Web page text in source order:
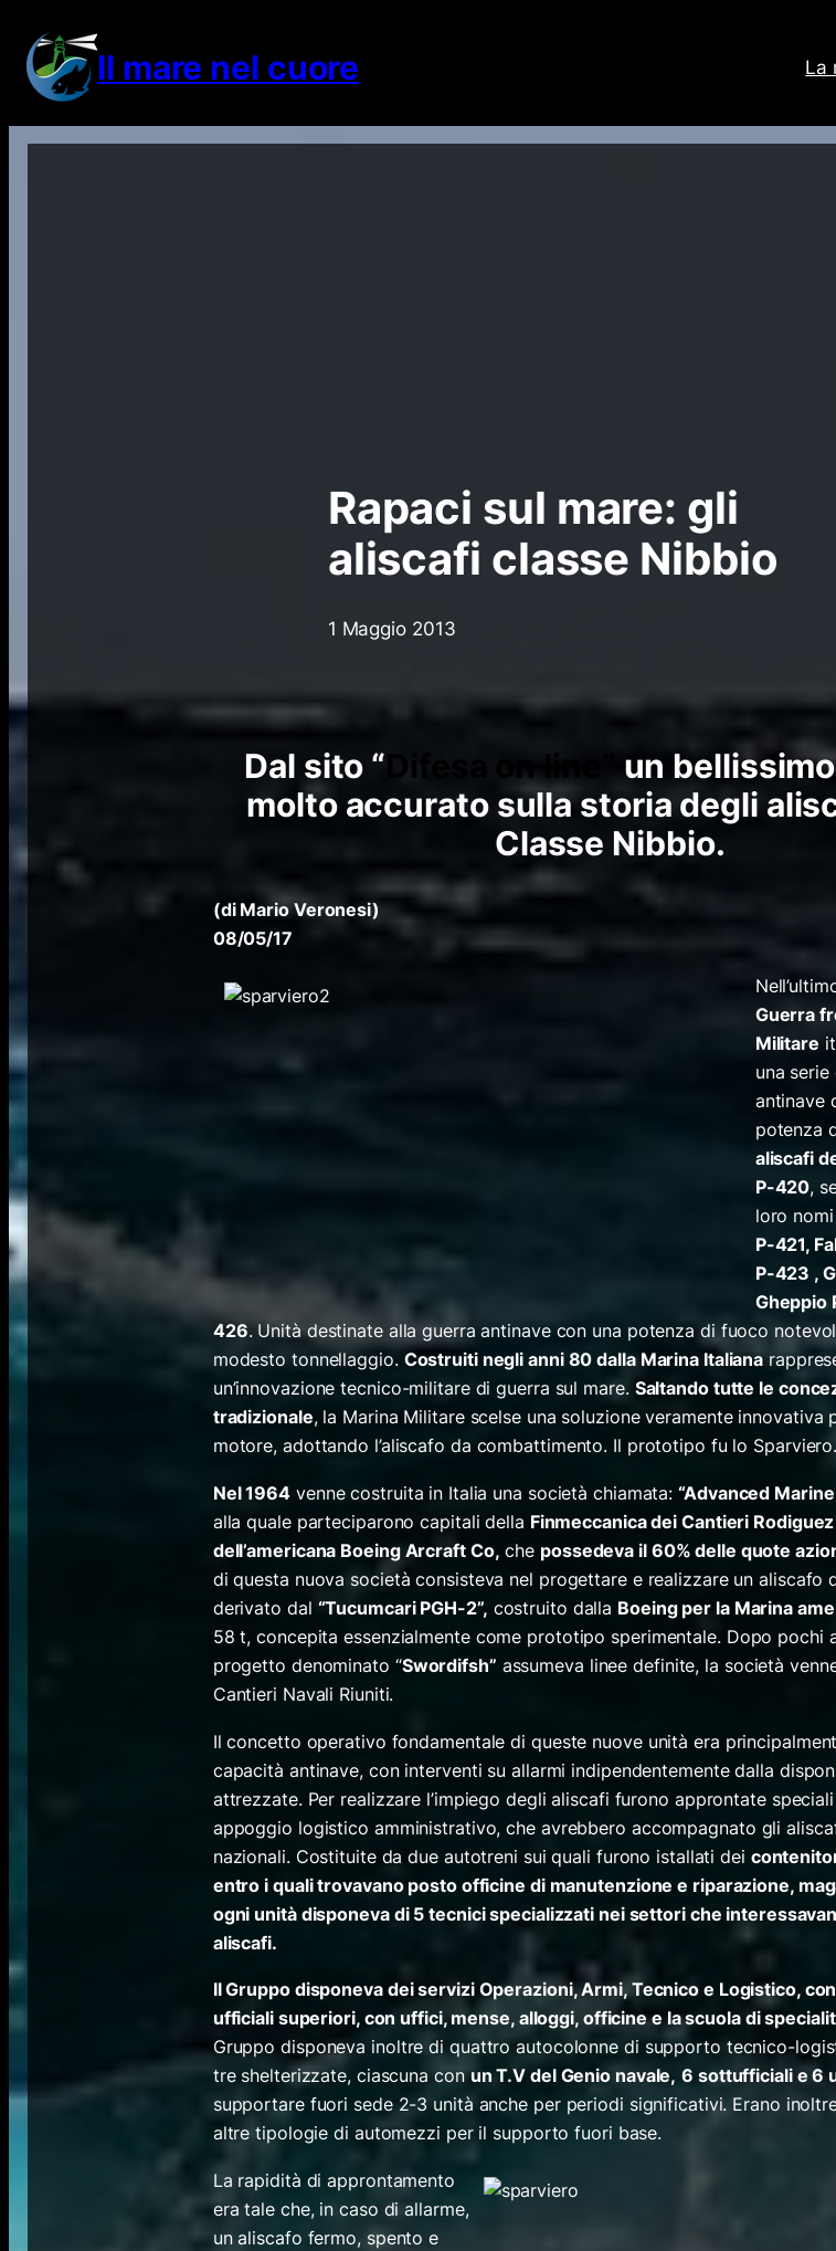
contenuto Il mare nel cuore La
Rapaci sul mare: gli
aliscafi classe Nibbio
1 Maggio 2013
Dal sito “ Difesa on line” un
molto accurato sulla storia degli
Classe Nibbio.
(di Mario Veronesi)
08/05/17
Guerra
Militare
una
antinave
potenza
aliscafi
P-420,
loro
P-421,
P-423 ,
Gheppio
426. Unità destinate alla guerra antinave con una potenza di fuoco
modesto tonnellaggio. Costruiti negli anni 80 dalla Marina Italiana
un’innovazione tecnico-militare di guerra sul mare. Saltando tutte le
tradizionale, la Marina Militare scelse una soluzione veramente innovativa
motore, adottando l’aliscafo da combattimento. Il prototipo fu lo Sparviero.
Nel 1964 venne costruita in Italia una società chiamata:“Advanced
alla quale parteciparono capitali della Finmeccanica dei Cantieri
dell’americana Boeing Arcraft Co, che possedeva il 60% delle quote
di questa nuova società consisteva nel progettare e realizzare un aliscafo
derivato dal “Tucumcari PGH-2”, costruito dalla Boeing per la Marina
58 t, concepita essenzialmente come prototipo sperimentale. Dopo pochi
progetto denominato “Swordifsh” assumeva linee definite, la società
Cantieri Navali Riuniti.
Il concetto operativo fondamentale di queste nuove unità era
capacità antinave, con interventi su allarmi indipendentemente dalla
attrezzate. Per realizzare l’impiego degli aliscafi furono approntate
appoggio logistico amministrativo, che avrebbero accompagnato gli
nazionali. Costituite da due autotreni sui quali furono istallati dei
entro i quali trovavano posto officine di manutenzione e riparazione,
ogni unità disponeva di 5 tecnici specializzati nei settori che
aliscafi.
Il Gruppo disponeva dei servizi Operazioni, Armi, Tecnico e Logistico,
ufficiali superiori, con uffici, mense, alloggi, officine e la scuola di
Gruppo disponeva inoltre di quattro autocolonne di supporto tecnico-
tre shelterizzate, ciascuna conun T.V del Genio navale, 6 sottufficiali e 6
supportare fuori sede 2-3 unità anche per periodi significativi. Erano
altre tipologie di automezzi per il supporto fuori base.
La rapidità di approntamento
era tale che, in caso di allarme,
un aliscafo fermo, spento e